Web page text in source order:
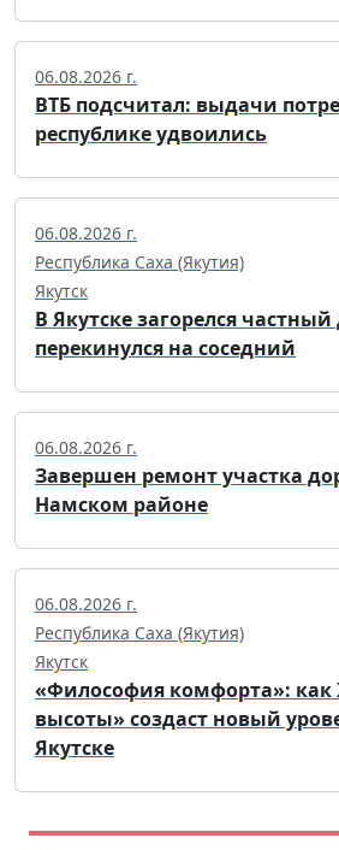
06.08.2026 г.
ВТБ подсчитал: выдачи
республике удвоились
06.08.2026 г.
Республика Саха (Якутия)
Якутск
В Якутске загорелся
перекинулся на соседний
06.08.2026 г.
Завершен ремонт участка
Намском районе
06.08.2026 г.
Республика Саха (Якутия)
Якутск
«Философия комфорта»: как
высоты» создаст новый
Якутске